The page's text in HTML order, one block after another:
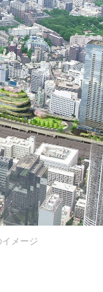
メージ